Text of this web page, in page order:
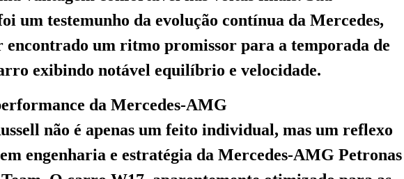
um testemunho da evolução contínua da Mercedes,
encontrado um ritmo promissor para a temporada de
exibindo notável equilíbrio e velocidade.
da Mercedes-AMG
não é apenas um feito individual, mas um reflexo
engenharia e estratégia da Mercedes-AMG Petronas